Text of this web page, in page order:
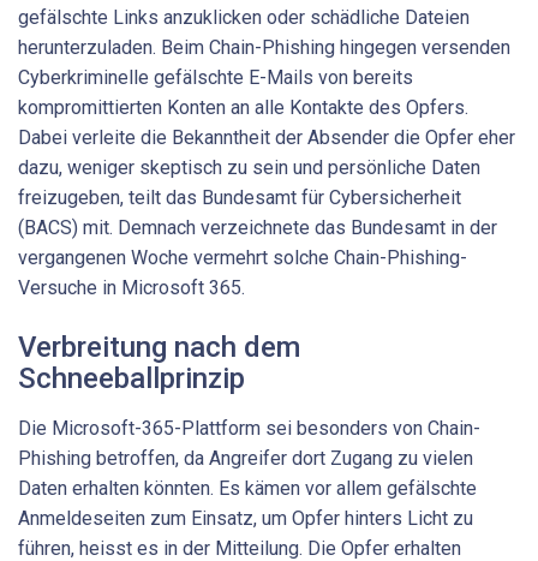
gefälschte Links anzuklicken oder schädliche Dateien
herunterzuladen. Beim Chain-Phishing hingegen versenden
Cyberkriminelle gefälschte E-Mails von bereits
kompromittierten Konten an alle Kontakte des Opfers.
Dabei verleite die Bekanntheit der Absender die Opfer eher
dazu, weniger skeptisch zu sein und persönliche Daten
freizugeben, teilt das Bundesamt für Cybersicherheit
(BACS) mit. Demnach verzeichnete das Bundesamt in der
vergangenen Woche vermehrt solche Chain-Phishing-
Versuche in Microsoft 365.
Verbreitung nach dem
Schneeballprinzip
Die Microsoft-365-Plattform sei besonders von Chain-
Phishing betroffen, da Angreifer dort Zugang zu vielen
Daten erhalten könnten. Es kämen vor allem gefälschte
Anmeldeseiten zum Einsatz, um Opfer hinters Licht zu
führen, heisst es in der Mitteilung. Die Opfer erhalten